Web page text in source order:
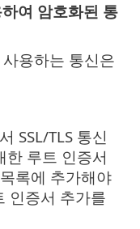
여 암호화된 통
용하는 통신은
SSL/TLS 통신
한 루트 인증서
록에 추가해야
인증서 추가를